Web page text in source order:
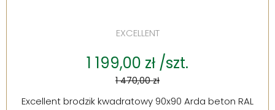
EXCELLENT
1 199,00 zł /szt.
1 470,00 zł
Excellent brodzik kwadratowy 90x90 Arda beton RAL